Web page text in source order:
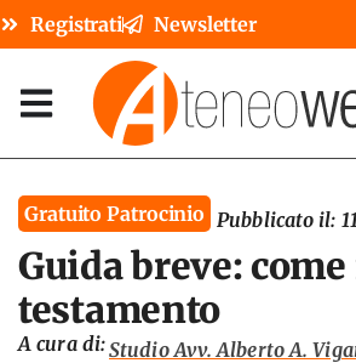
Registrati Newsletter
Gratuito Patrocinio Pubblicato il:
Guida breve:
testamento
A cura di:Studio Avv. Alberto A.